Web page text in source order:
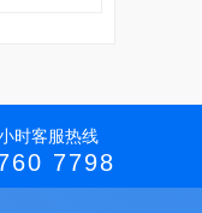
时客服热线
7798